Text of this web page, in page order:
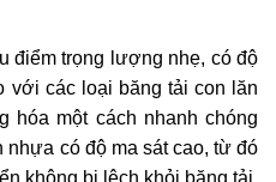
điểm trọng lượng nhẹ, có độ
với các loại băng tải con lăn
hóa một cách nhanh chóng
nhựa có độ ma sát cao, từ đó
không bị lệch khỏi băng tải.